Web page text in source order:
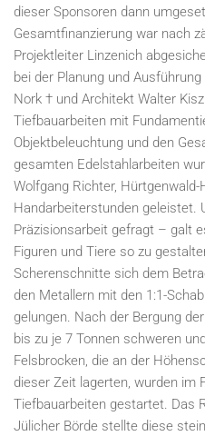
dieser Sponsoren dann
Gesamtfinanzierung war nach
Projektleiter Linzenich
bei der Planung und
Nork † und Architekt Walter
Tiefbauarbeiten mit
Objektbeleuchtung und den
gesamten Edelstahlarbeiten
Wolfgang Richter,
Handarbeiterstunden geleistet.
Präzisionsarbeit gefragt – galt
Figuren und Tiere so zu
Scherenschnitte sich dem
den Metallern mit den 1:1-
gelungen. Nach der Bergung
bis zu je 7 Tonnen schweren
Felsbrocken, die an der
dieser Zeit lagerten, wurden im
Tiefbauarbeiten gestartet. Das
Jülicher Börde stellte diese